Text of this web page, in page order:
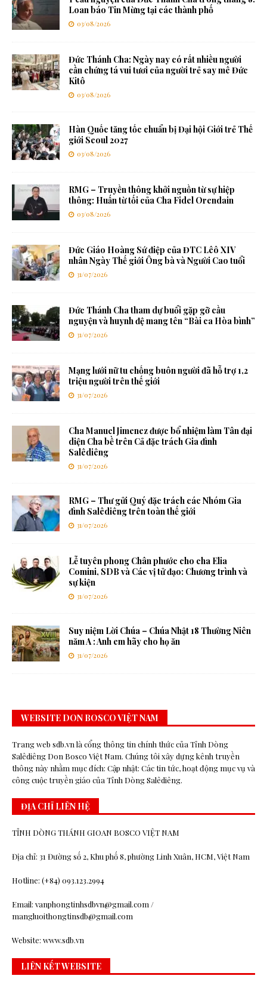
Loan báo Tin Mừng tại các thành phố
03/08/2026
Đức Thánh Cha: Ngày nay có rất nhiều người
cần chứng tá vui tươi của người trẻ say mê Đức
Kitô
03/08/2026
Hàn Quốc tăng tốc chuẩn bị Đại hội Giới trẻ Thế
giới Seoul 2027
03/08/2026
RMG – Truyền thông khởi nguồn từ sự hiệp
thông: Huấn từ tối của Cha Fidel Orendain
03/08/2026
Đức Giáo Hoàng Sứ điệp của ĐTC Lêô XIV
nhân Ngày Thế giới Ông bà và Người Cao tuổi
31/07/2026
Đức Thánh Cha tham dự buổi gặp gỡ cầu
nguyện và huynh đệ mang tên “Bài ca Hòa bình”
31/07/2026
Mạng lưới nữ tu chống buôn người đã hỗ trợ 1,2
triệu người trên thế giới
31/07/2026
Cha Manuel Jimenez được bổ nhiệm làm Tân đại
diện Cha bề trên Cả đặc trách Gia đình
Salêdiêng
31/07/2026
RMG – Thư gửi Quý đặc trách các Nhóm Gia
đình Salêdiêng trên toàn thế giới
31/07/2026
Lễ tuyên phong Chân phước cho cha Elia
Comini, SDB và Các vị tử đạo: Chương trình và
sự kiện
31/07/2026
Suy niệm Lời Chúa – Chúa Nhật 18 Thường Niên
năm A : Anh em hãy cho họ ăn
31/07/2026
WEBSITE DON BOSCO VIỆT NAM
Trang web sdb.vn là cổng thông tin chính thức của Tỉnh Dòng
Salêdiêng Don Bosco Việt Nam. Chúng tôi xây dựng kênh truyền
thông này nhằm mục đích: Cập nhật: Các tin tức, hoạt động mục vụ và
công cuộc truyền giáo của Tỉnh Dòng Salêdiêng.
ĐỊA CHỈ LIÊN HỆ
TỈNH DÒNG THÁNH GIOAN BOSCO VIỆT NAM
Địa chỉ: 31 Đường số 2, Khu phố 8, phường Linh Xuân, HCM, Việt Nam
Hotline: (+84) 093.123.2994
Email: vanphongtinhsdbvn@gmail.com /
mangluoithongtinsdb@gmail.com
Website: www.sdb.vn
LIÊN KẾT WEBSITE